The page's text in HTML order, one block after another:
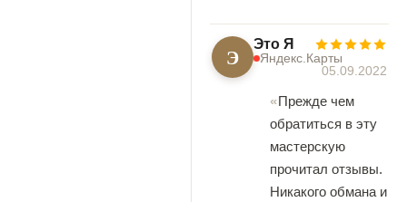
Э Это Я
Яндекс.Карты
05.09.2022
Прежде чем
обратиться в эту
мастерскую
прочитал отзывы.
Никакого обмана и